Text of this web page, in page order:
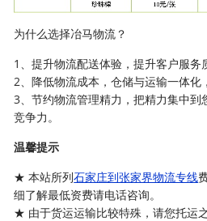
为什么选择冶马物流？
1、提升物流配送体验，提升客户服务
2、降低物流成本，仓储与运输一体化
3、节约物流管理精力，把精力集中到
竞争力。
温馨提示
★ 本站所列石家庄到张家界物流专线
细了解最低资费请电话咨询。
★ 由于货运运输比较特殊，请您托运